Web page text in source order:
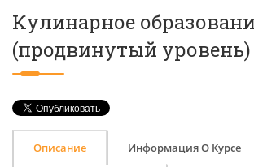
Кулинарное
(продвинутый уровень)
Описание Информация О Курсе